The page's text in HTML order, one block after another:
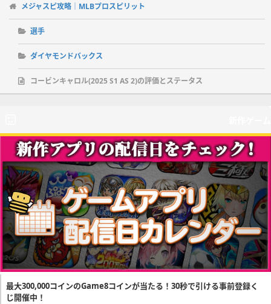
メジャスピ攻略｜MLBプロスピリット
選手
ダイヤモンドバックス
コービンキャロル(2025 S1 AS 2)の評価とステータス
最大300,000コインのGame8コインが当たる！30秒で引ける事前登録く
じ開催中！